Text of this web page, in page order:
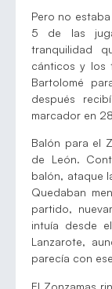
Pero no
5 de las
tranquilidad
cánticos y los
Bartolomé
después
marcador en
Balón para el
de León.
balón, ataque
Quedaban
partido,
intuía desde
Lanzarote,
parecía con
El Zonzamas